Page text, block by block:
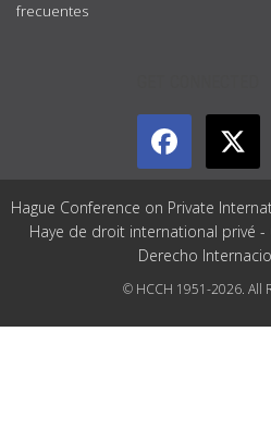
frecuentes
Hague Conference on Private
Haye de droit international privé -
Derecho
© HCCH 1951-2026. All